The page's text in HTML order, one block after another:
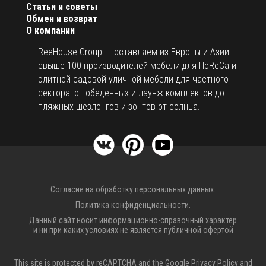
дождя площади под зонтами.
LED подсветка.
Предварительно установленные провода.
Под заказ возможно изготовить зонт нестандартного
размера, с цветом рамы и навеса на выбор.
Открыть инструкцию по эксплуатации уличных зонтов.
О компании
ReeHouse Group - поставляем из Европы и Азии
свыше 100 производителей мебели для HoReCa и
элитной садовой уличной мебели для частного
сектора: от обеденных и лаунж-комплектов до
пляжных шезлонгов и зонтов от солнца.
Статьи и советы
Обмен и возврат
Согласие на обработку персональных данных.
Политика конфиденциальности.
Данный сайт носит информационно-справочный характер
и ни при каких условиях не является публичной офертой
This site is protected by reCAPTCHA and the Google Privacy Policyand